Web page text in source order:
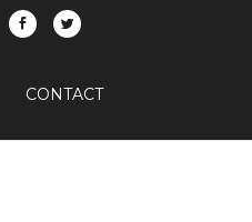
CONTACT